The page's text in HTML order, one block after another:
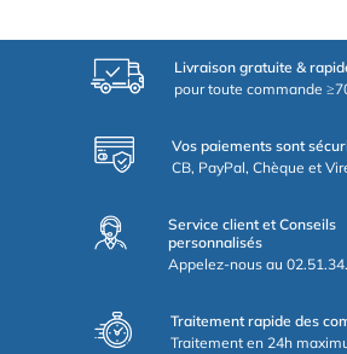
Livraison gratuite &
pour toute commande
Vos paiements sont
CB, PayPal, Chèque et
Service client et Conseils
personnalisés
Appelez-nous au
Traitement rapide des
Traitement en 24h